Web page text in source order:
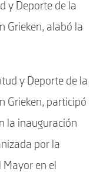
y Deporte de la
Grieken, alabó la
y Deporte de la
Grieken, participó
la inauguración
por la
en el